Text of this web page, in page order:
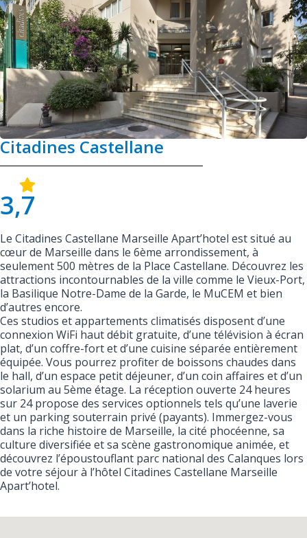
Citadines Castellane
3,7
Le Citadines Castellane Marseille Apart’hotel est situé au
cœur de Marseille dans le 6ème arrondissement, à
seulement 500 mètres de la Place Castellane. Découvrez les
attractions incontournables de la ville comme le Vieux-Port,
la Basilique Notre-Dame de la Garde, le MuCEM et bien
d’autres encore.
Ces studios et appartements climatisés disposent d’une
connexion WiFi haut débit gratuite, d’une télévision à écran
plat, d’un coffre-fort et d’une cuisine séparée entièrement
équipée. Vous pourrez profiter de boissons chaudes dans
le hall, d’un espace petit déjeuner, d’un coin affaires et d’un
solarium au 5ème étage. La réception ouverte 24 heures
sur 24 propose des services optionnels tels qu’une laverie
et un parking souterrain privé (payants). Immergez-vous
dans la riche histoire de Marseille, la cité phocéenne, sa
culture diversifiée et sa scène gastronomique animée, et
découvrez l’époustouflant parc national des Calanques lors
de votre séjour à l’hôtel Citadines Castellane Marseille
Apart’hotel.